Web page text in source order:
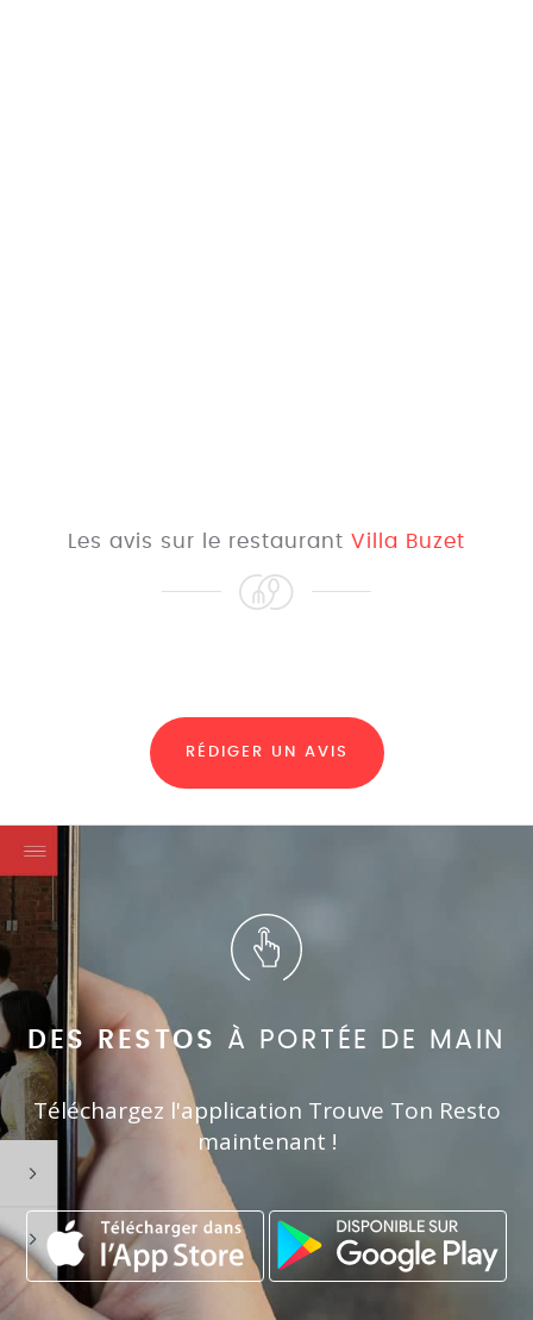
Les avis sur le restaurant Villa Buzet
RÉDIGER UN AVIS
DES RESTOS À PORTÉE DE MAIN
Téléchargez l'application Trouve Ton Resto
maintenant !